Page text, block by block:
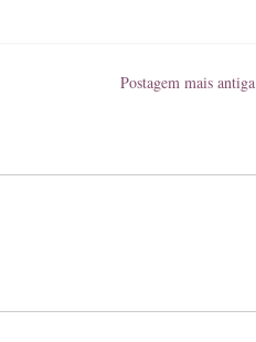
Postagem mais antiga